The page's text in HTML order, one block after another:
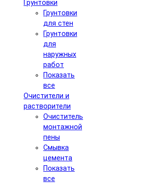
Грунтовки
Грунтовки
для стен
Грунтовки
для
наружных
работ
Показать
все
Очистители и
растворители
Очиститель
монтажной
пены
Смывка
цемента
Показать
все